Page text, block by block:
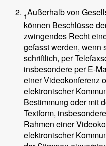
1Außerhalb von
können Beschlüsse
zwingendes Recht
gefasst werden, wenn
schriftlich, per
insbesondere per E-
einer Videokonferenz
elektronischer
Bestimmung oder mit
Textform,
Rahmen einer
elektronischer